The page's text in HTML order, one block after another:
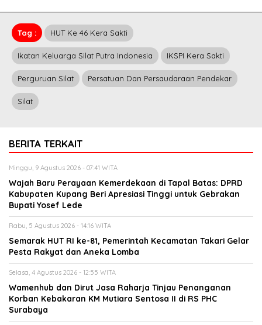
Tag : HUT Ke 46 Kera Sakti
Ikatan Keluarga Silat Putra Indonesia IKSPI Kera Sakti
Perguruan Silat Persatuan Dan Persaudaraan Pendekar
Silat
BERITA TERKAIT
Minggu, 9 Agustus 2026 - 07:41 WITA
Wajah Baru Perayaan Kemerdekaan di Tapal Batas: DPRD
Kabupaten Kupang Beri Apresiasi Tinggi untuk Gebrakan
Bupati Yosef Lede
Rabu, 5 Agustus 2026 - 14:16 WITA
Semarak HUT RI ke-81, Pemerintah Kecamatan Takari Gelar
Pesta Rakyat dan Aneka Lomba
Selasa, 4 Agustus 2026 - 12:55 WITA
Wamenhub dan Dirut Jasa Raharja Tinjau Penanganan
Korban Kebakaran KM Mutiara Sentosa II di RS PHC
Surabaya